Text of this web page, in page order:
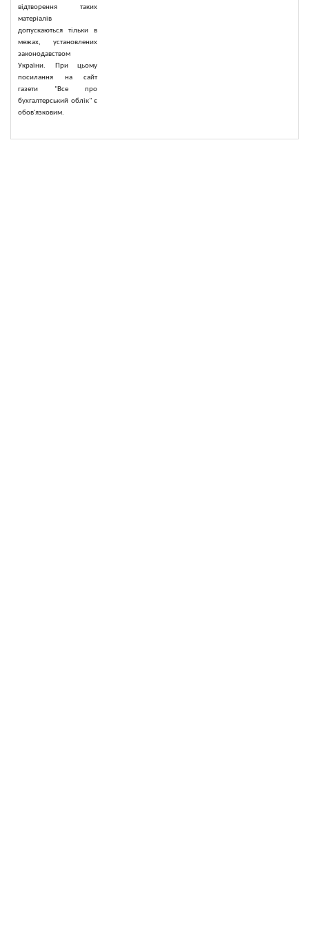
відтворення таких
матеріалів
допускаються тільки в
межах, установлених
законодавством
України. При цьому
посилання на сайт
газети "Все про
бухгалтерський облік" є
обов'язковим.